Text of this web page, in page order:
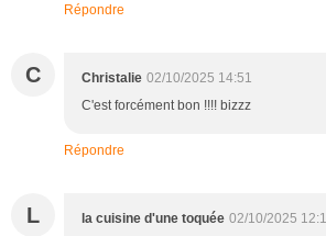
Répondre
C Christalie 02/10/2025 14:51
C'est forcément bon !!!! bizzz
Répondre
L la cuisine d'une toquée 02/10/2025